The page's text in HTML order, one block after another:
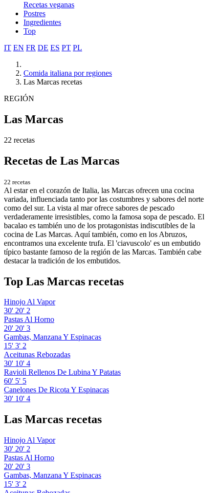
Recetas veganas
Postres
Ingredientes
Top
IT EN FR DE ES PT PL
Comida italiana por regiones
Las Marcas recetas
REGIÓN
Las Marcas
22 recetas
Recetas de Las Marcas
22 recetas
Al estar en el corazón de Italia, las Marcas ofrecen una cocina
variada, influenciada tanto por las costumbres y sabores del norte
como del sur. La vista al mar ofrece sabores de pescado
verdaderamente irresistibles, como la famosa sopa de pescado. El
bacalao es también uno de los protagonistas indiscutibles de la
cocina de Las Marcas. Aquí también, como en los Abruzos,
encontramos una excelente trufa. El 'ciavuscolo' es un embutido
típico bastante famoso de la región de las Marcas. También cabe
destacar la tradición de los embutidos.
Top Las Marcas recetas
Hinojo Al Vapor
30' 20' 2
Pastas Al Horno
20' 20' 3
Gambas, Manzana Y Espinacas
15' 3' 2
Aceitunas Rebozadas
30' 10' 4
Ravioli Rellenos De Lubina Y Patatas
60' 5' 5
Canelones De Ricota Y Espinacas
30' 10' 4
Las Marcas recetas
Hinojo Al Vapor
30' 20' 2
Pastas Al Horno
20' 20' 3
Gambas, Manzana Y Espinacas
15' 3' 2